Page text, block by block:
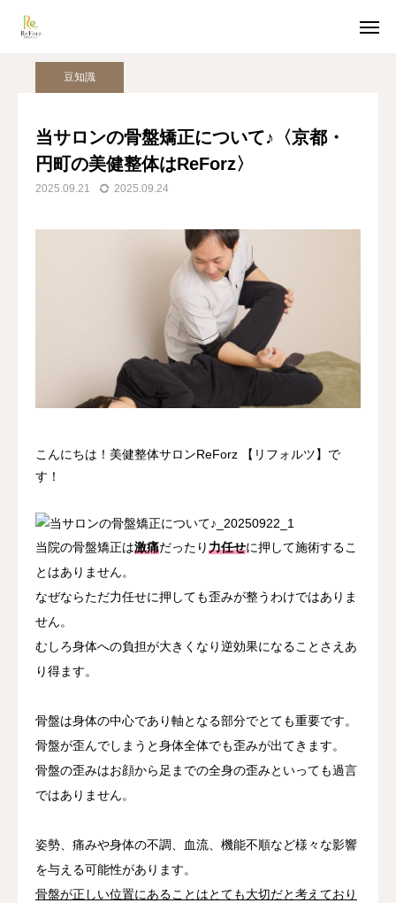
当サロンの骨盤矯正について♪〈京都・円町の美健整体はReForz〉
豆知識
当サロンの骨盤矯正について♪〈京都・
円町の美健整体はReForz〉
2025.09.21 2025.09.24
こんにちは！美健整体サロンReForz 【リフォルツ】で
す！
当院の骨盤矯正は激痛だったり力任せに押して施術するこ
とはありません。
なぜならただ力任せに押しても歪みが整うわけではありま
せん。
むしろ身体への負担が大きくなり逆効果になることさえあ
り得ます。
骨盤は身体の中心であり軸となる部分でとても重要です。
骨盤が歪んでしまうと身体全体でも歪みが出てきます。
骨盤の歪みはお顔から足までの全身の歪みといっても過言
ではありません。
姿勢、痛みや身体の不調、血流、機能不順など様々な影響
を与える可能性があります。
骨盤が正しい位置にあることはとても大切だと考えており
アクセス